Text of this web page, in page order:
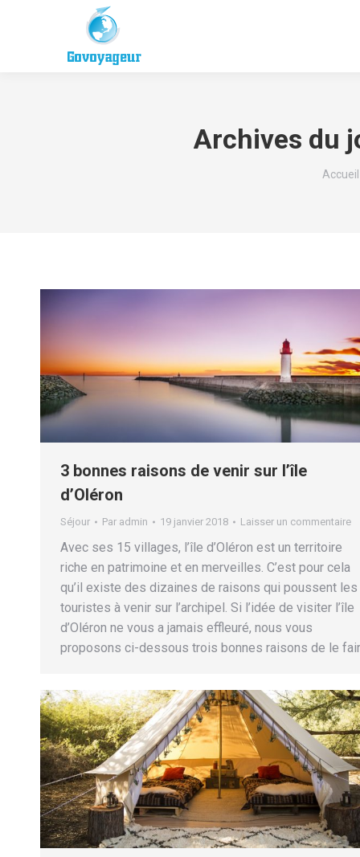
Archives du
Vous
Accueil
3 bonnes raisons de venir sur l’île
d’Oléron
Séjour Par admin 19 janvier 2018 Laisser un commentaire
Avec ses 15 villages, l’île d’Oléron est un territoire
riche en patrimoine et en merveilles. C’est pour cela
qu’il existe des dizaines de raisons qui poussent les
touristes à venir sur l’archipel. Si l’idée de visiter l’île
d’Oléron ne vous a jamais effleuré, nous vous
proposons ci-dessous trois bonnes raisons de le